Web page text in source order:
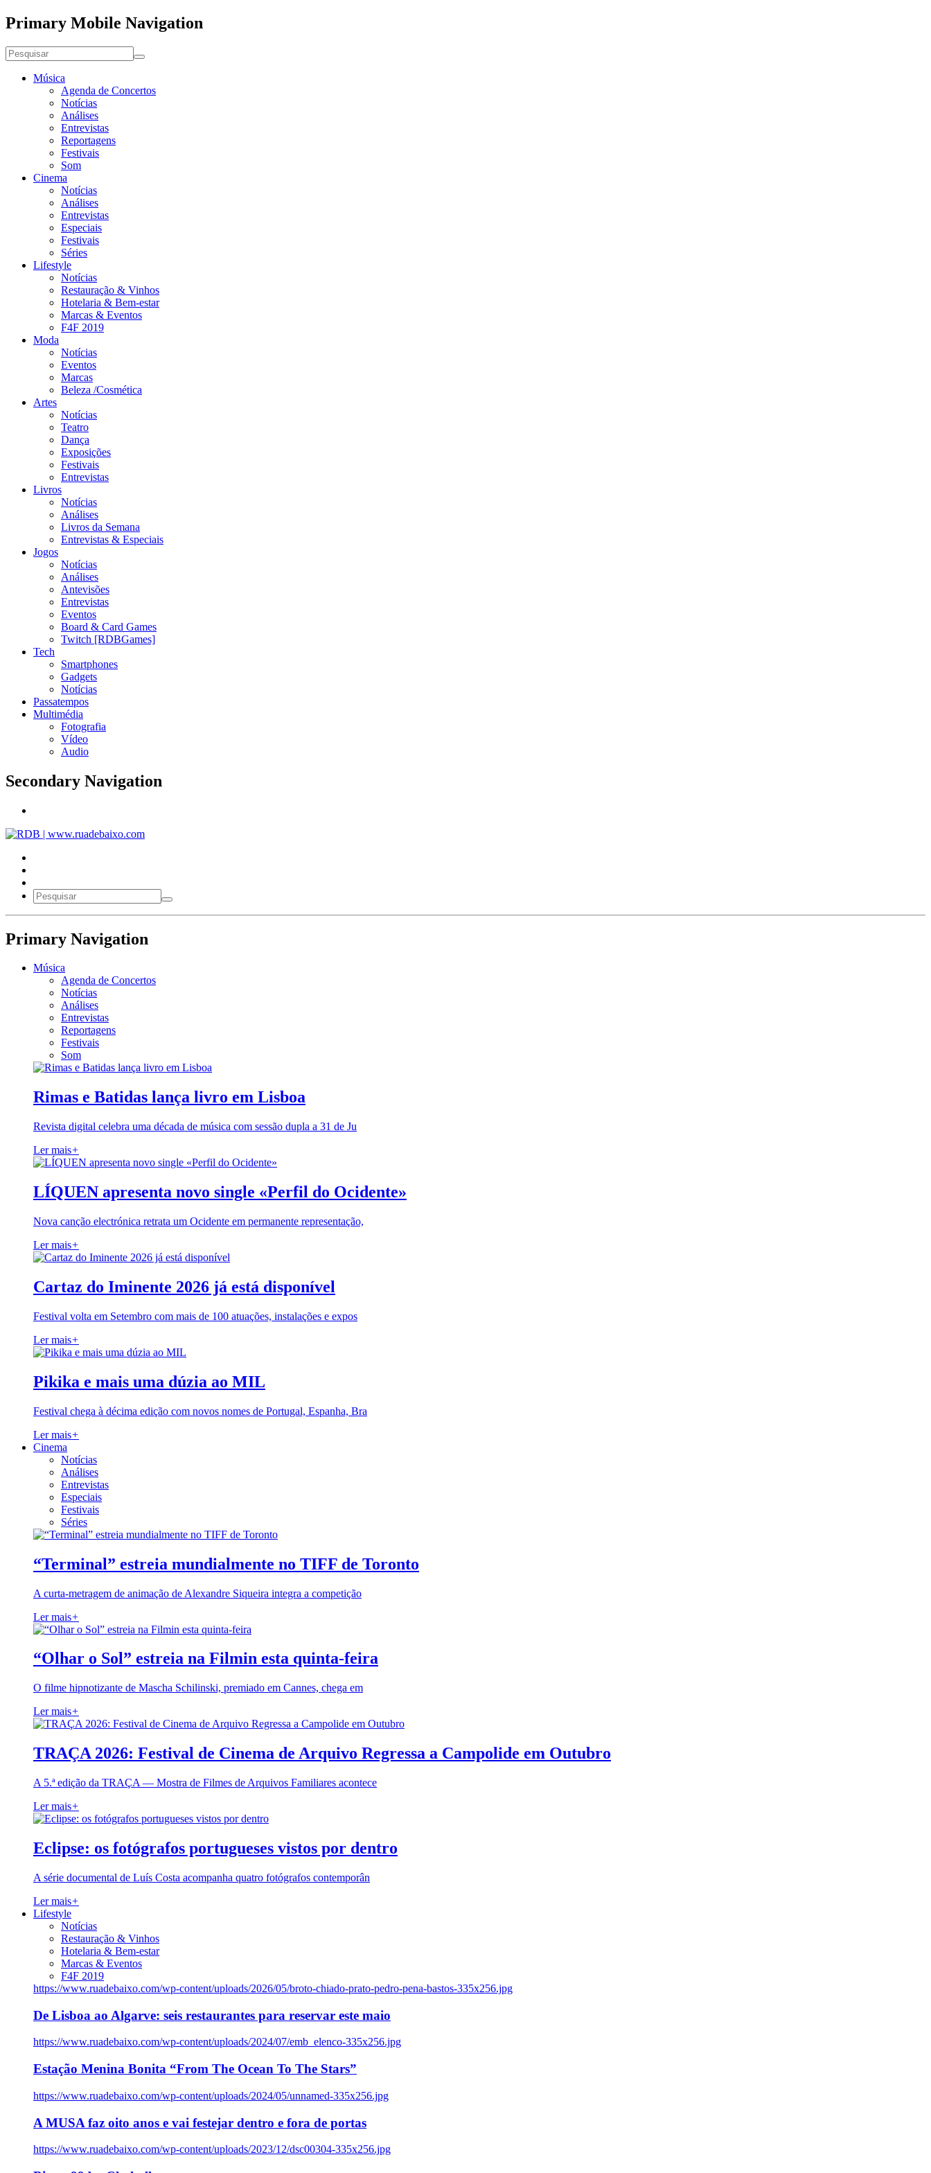
Primary Mobile Navigation
Música
Agenda de Concertos
Notícias
Análises
Entrevistas
Reportagens
Festivais
Som
Cinema
Notícias
Análises
Entrevistas
Especiais
Festivais
Séries
Lifestyle
Notícias
Restauração & Vinhos
Hotelaria & Bem-estar
Marcas & Eventos
F4F 2019
Moda
Notícias
Eventos
Marcas
Beleza /Cosmética
Artes
Notícias
Teatro
Dança
Exposições
Festivais
Entrevistas
Livros
Notícias
Análises
Livros da Semana
Entrevistas & Especiais
Jogos
Notícias
Análises
Antevisões
Entrevistas
Eventos
Board & Card Games
Twitch [RDBGames]
Tech
Smartphones
Gadgets
Notícias
Passatempos
Multimédia
Fotografia
Vídeo
Audio
Secondary Navigation
Primary Navigation
Música
Agenda de Concertos
Notícias
Análises
Entrevistas
Reportagens
Festivais
Som
Rimas e Batidas lança livro em Lisboa
Revista digital celebra uma década de música com sessão dupla a 31 de Ju
Ler mais+
LÍQUEN apresenta novo single «Perfil do Ocidente»
Nova canção electrónica retrata um Ocidente em permanente representação,
Ler mais+
Cartaz do Iminente 2026 já está disponível
Festival volta em Setembro com mais de 100 atuações, instalações e expos
Ler mais+
Pikika e mais uma dúzia ao MIL
Festival chega à décima edição com novos nomes de Portugal, Espanha, Bra
Ler mais+
Cinema
Notícias
Análises
Entrevistas
Especiais
Festivais
Séries
“Terminal” estreia mundialmente no TIFF de Toronto
A curta-metragem de animação de Alexandre Siqueira integra a competição
Ler mais+
“Olhar o Sol” estreia na Filmin esta quinta-feira
O filme hipnotizante de Mascha Schilinski, premiado em Cannes, chega em
Ler mais+
TRAÇA 2026: Festival de Cinema de Arquivo Regressa a Campolide em Outubro
A 5.ª edição da TRAÇA — Mostra de Filmes de Arquivos Familiares acontece
Ler mais+
Eclipse: os fotógrafos portugueses vistos por dentro
A série documental de Luís Costa acompanha quatro fotógrafos contemporân
Ler mais+
Lifestyle
Notícias
Restauração & Vinhos
Hotelaria & Bem-estar
Marcas & Eventos
F4F 2019
https://www.ruadebaixo.com/wp-content/uploads/2026/05/broto-chiado-prato-pedro-pena-bastos-335x256.jpg
De Lisboa ao Algarve: seis restaurantes para reservar este maio
https://www.ruadebaixo.com/wp-content/uploads/2024/07/emb_elenco-335x256.jpg
Estação Menina Bonita “From The Ocean To The Stars”
https://www.ruadebaixo.com/wp-content/uploads/2024/05/unnamed-335x256.jpg
A MUSA faz oito anos e vai festejar dentro e fora de portas
https://www.ruadebaixo.com/wp-content/uploads/2023/12/dsc00304-335x256.jpg